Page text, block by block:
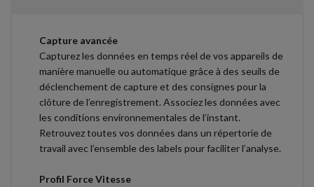
Capture avancée
Capturez les données en temps réel de vos appareils de
manière manuelle ou automatique grâce à des seuils de
déclenchement de capture et des consignes pour la
clôture de l’enregistrement. Associez les données avec
les conditions environnementales de l’instant.
Retrouvez toutes vos données dans un répertorie de
travail avec l’ensemble des labels pour faciliter l’analyse.
Profil Force Vitesse